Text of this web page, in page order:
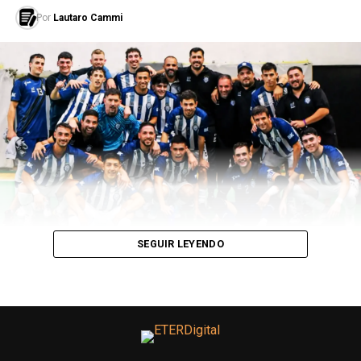
LEÉ TAMBIÉN
Mauricio Romero: “Siempre me comprometí al máximo
con los clubes, mis compañeros y en cada
entrenamiento”
Por Lautaro Cammi
SEGUIR LEYENDO